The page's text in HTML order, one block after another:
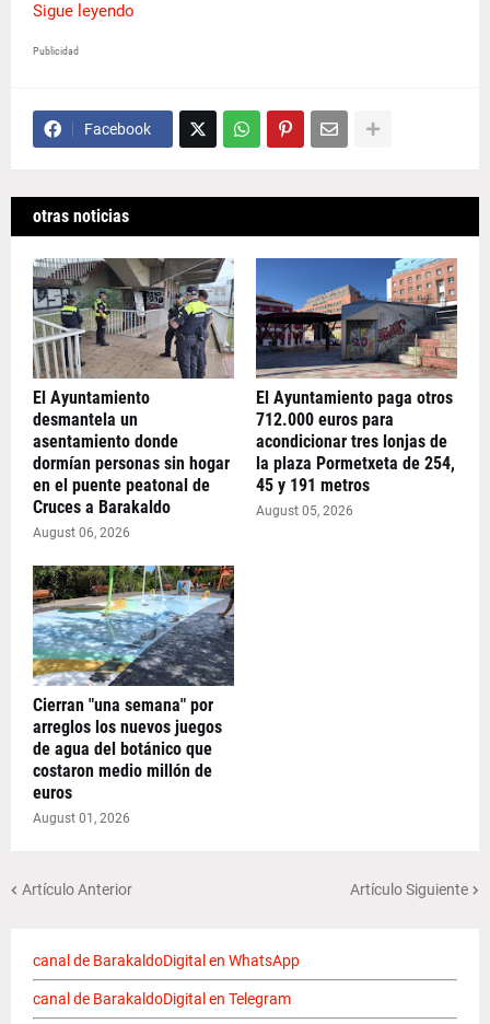
Sigue leyendo
Publicidad
Facebook
otras noticias
El Ayuntamiento
desmantela un
asentamiento donde
dormían personas sin hogar
en el puente peatonal de
Cruces a Barakaldo
August 06, 2026
El Ayuntamiento paga otros
712.000 euros para
acondicionar tres lonjas de
la plaza Pormetxeta de 254,
45 y 191 metros
August 05, 2026
Cierran "una semana" por
arreglos los nuevos juegos
de agua del botánico que
costaron medio millón de
euros
August 01, 2026
Artículo Anterior Artículo Siguiente
canal de BarakaldoDigital en WhatsApp
canal de BarakaldoDigital en Telegram